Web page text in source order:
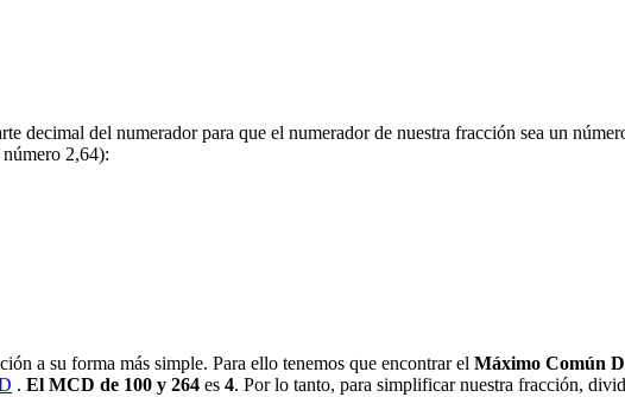
decimal del numerador para que el numerador de nuestra fracción sea un
2,64):
a su forma más simple. Para ello tenemos que encontrar el Máximo Común
. El MCD de 100 y 264 es 4. Por lo tanto, para simplificar nuestra fracción,